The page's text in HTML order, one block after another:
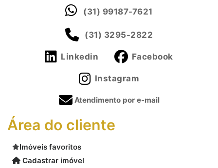
(31) 99187-7621
(31) 3295-2822
Linkedin Facebook
Instagram
Atendimento por e-mail
Área do cliente
Imóveis favoritos
Cadastrar imóvel